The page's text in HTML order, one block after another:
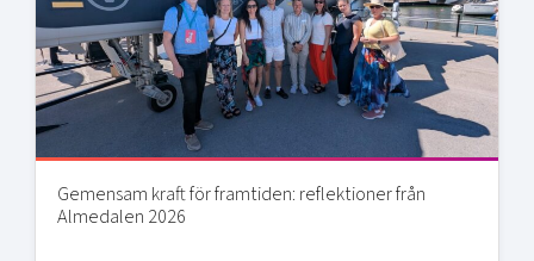
Gemensam kraft för framtiden: reflektioner från
Almedalen 2026